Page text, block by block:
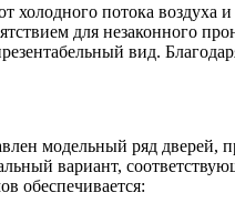
холодного потока
для незаконного
вид.
модельный ряд
вариант,
обеспечивается: